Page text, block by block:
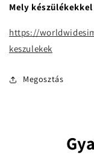
Mely
https://
keszulekek
Megosztás